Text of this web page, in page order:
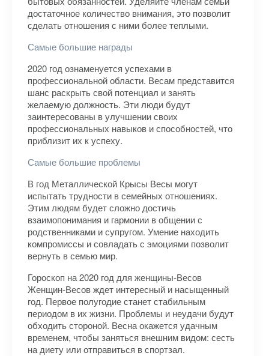
достаточное количество внимания, это позволит
сделать отношения с ними более теплыми.
Самые большие награды
2020 год ознаменуется успехами в
профессиональной области. Весам представится
шанс раскрыть свой потенциал и занять
желаемую должность. Эти люди будут
заинтересованы в улучшении своих
профессиональных навыков и способностей, что
приблизит их к успеху.
Самые большие проблемы
В год Металлической Крысы Весы могут
испытать трудности в семейных отношениях.
Этим людям будет сложно достичь
взаимопонимания и гармонии в общении с
родственниками и супругом. Умение находить
компромиссы и совладать с эмоциями позволит
вернуть в семью мир.
Гороскоп на 2020 год для женщины-Весов
Женщин-Весов ждет интересный и насыщенный
год. Первое полугодие станет стабильным
периодом в их жизни. Проблемы и неудачи будут
обходить стороной. Весна окажется удачным
временем, чтобы заняться внешним видом: сесть
на диету или отправиться в спортзал.